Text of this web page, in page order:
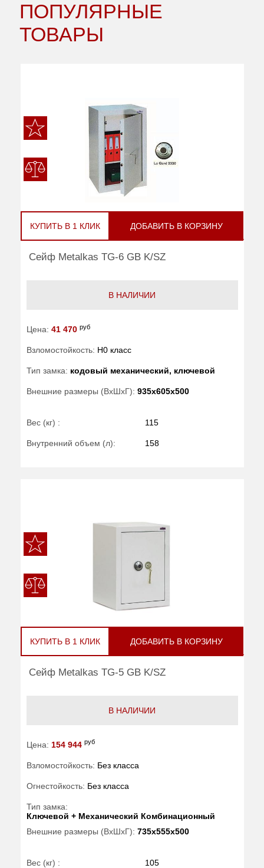
ПОПУЛЯРНЫЕ
ТОВАРЫ
КУПИТЬ В 1 КЛИК ДОБАВИТЬ В КОРЗИНУ
Сейф Metalkas TG-6 GB K/SZ
В НАЛИЧИИ
Цена: 41 470 руб
Взломостойкость: H0 класс
Тип замка: кодовый механический, ключевой
Внешние размеры (ВхШхГ): 935x605x500
Вес (кг) : 115
Внутренний объем (л): 158
КУПИТЬ В 1 КЛИК ДОБАВИТЬ В КОРЗИНУ
Сейф Metalkas TG-5 GB K/SZ
В НАЛИЧИИ
Цена: 154 944 руб
Взломостойкость: Без класса
Огнестойкость: Без класса
Тип замка:
Ключевой + Механический Комбинационный
Внешние размеры (ВхШхГ): 735x555x500
Вес (кг) : 105